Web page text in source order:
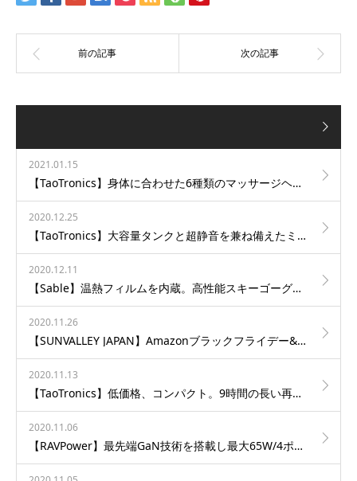
2021.01.15
【TaoTronics】身体に合わせた6種類のマッサージヘッドを付属！高性能マッサージガン”TT-PCA003″を発売
2020.12.25
【TaoTronics】大容量タンクと超静音を兼ね備えたミニマムデザイン多機能加湿器”TT-AH043″を発売
2020.12.11
【Sable】温熱フィルムを内蔵。高性能スキーゴーグル”SA-PS060″を発売！
2020.11.26
【SUNVALLEY JAPAN】Amazonブラックフライデー&サイバーマンデー2020開催！大人気ベストセラーモデルや完全ワイヤレスイヤホンなど人気アイテムが最大30%オフのお買い得価格で登場！
2020.11.13
【TaoTronics】低価格、コンパクト。9時間の長い再生時間と高いパフォーマンスを誇る完全ワイヤレスイヤホン”SoundLiberty97″を発売
2020.11.06
【RAVPower】最先端GaN技術を搭載し最大65W/4ポートを搭載。小型コンパクトながらより高い利便性を実現した急速充電器”RP-PC136″を発売